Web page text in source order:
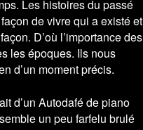
Les histoires du passé
de vivre qui a existé et
D’où l’importance des
les époques. Ils nous
d’un moment précis.
d’un Autodafé de piano
un peu farfelu brulé